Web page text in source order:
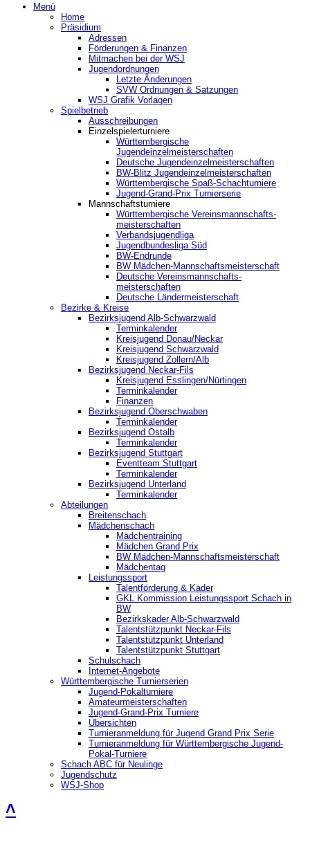
Menü
Home
Präsidium
Adressen
Förderungen & Finanzen
Mitmachen bei der WSJ
Jugendordnungen
Letzte Änderungen
SVW Ordnungen & Satzungen
WSJ Grafik Vorlagen
Spielbetrieb
Ausschreibungen
Einzelspielerturniere
Württembergische
Jugendeinzelmeisterschaften
Deutsche Jugendeinzelmeisterschaften
BW-Blitz Jugendeinzelmeisterschaften
Württembergische Spaß-Schachturniere
Jugend-Grand-Prix Turnierserie
Mannschaftsturniere
Württembergische Vereinsmannschafts-
meisterschaften
Verbandsjugendliga
Jugendbundesliga Süd
BW-Endrunde
BW Mädchen-Mannschaftsmeisterschaft
Deutsche Vereinsmannschafts-
meisterschaften
Deutsche Ländermeisterschaft
Bezirke & Kreise
Bezirksjugend Alb-Schwarzwald
Terminkalender
Kreisjugend Donau/Neckar
Kreisjugend Schwarzwald
Kreisjugend Zollern/Alb
Bezirksjugend Neckar-Fils
Kreisjugend ‎Esslingen/Nürtingen
Terminkalender
Finanzen
Bezirksjugend Oberschwaben
Terminkalender
Bezirksjugend Ostalb
Terminkalender
Bezirksjugend Stuttgart
‎Eventteam Stuttgart
Terminkalender
Bezirksjugend Unterland
Terminkalender
Abteilungen
Breitenschach
Mädchenschach
Mädchentraining
Mädchen Grand Prix
BW Mädchen-Mannschaftsmeisterschaft
Mädchentag
Leistungssport
Talentförderung & Kader
GKL Kommission Leistungssport Schach in
BW
Bezirkskader Alb-Schwarzwald
Talentstützpunkt Neckar-Fils
Talentstützpunkt Unterland
Talentstützpunkt Stuttgart
Schulschach
Internet-Angebote
Württembergische Turnierserien
Jugend-Pokalturniere
Amateurmeisterschaften
Jugend-Grand-Prix Turniere
Übersichten
Turnieranmeldung für Jugend Grand Prix Serie
Turnieranmeldung für Württembergische Jugend-
Pokal-Turniere
Schach ABC für Neulinge
Jugendschutz
WSJ-Shop
˄